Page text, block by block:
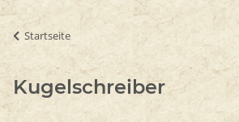
Startseite
Kugelschreiber